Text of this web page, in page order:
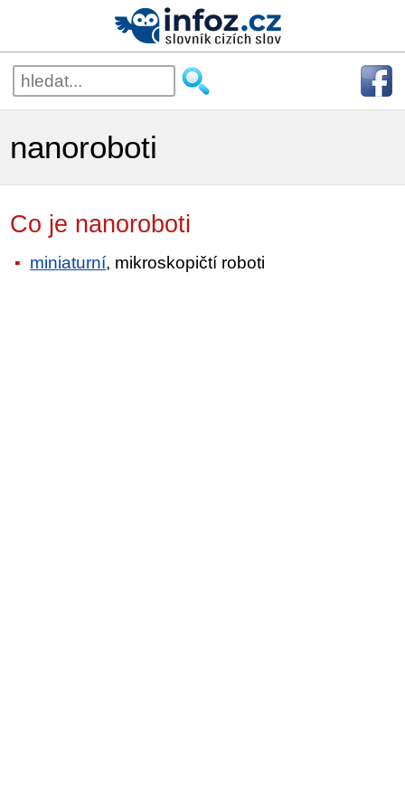
nanoroboti
Co je nanoroboti
miniaturní, mikroskopičtí roboti